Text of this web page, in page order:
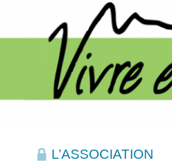
L’ASSOCIATION